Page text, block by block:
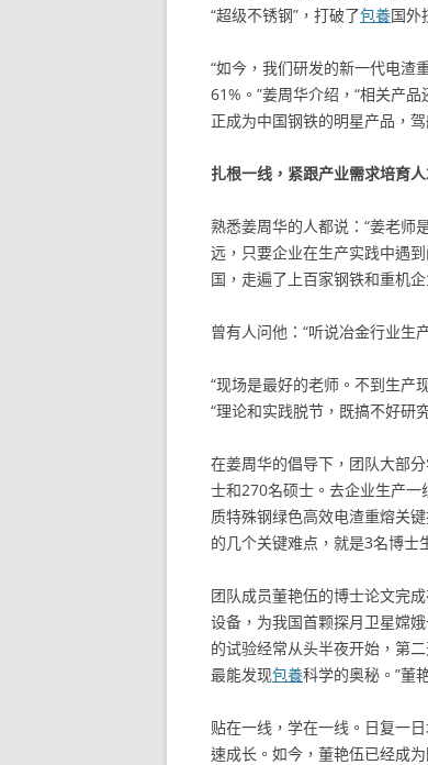
“超级不锈钢”，打破了包養国外
“如今，我们研发的新一代电渣
61%。”姜周华介绍，“相关产
正成为中国钢铁的明星产品，
扎根一线，紧跟产业需求培育
熟悉姜周华的人都说：“姜老师
远，只要企业在生产实践中遇
国，走遍了上百家钢铁和重机企
曾有人问他：“听说冶金行业生
“现场是最好的老师。不到生产
“理论和实践脱节，既搞不好研
在姜周华的倡导下，团队大部
士和270名硕士。去企业生产一
质特殊钢绿色高效电渣重熔关
的几个关键难点，就是3名博士
团队成员董艳伍的博士论文完
设备，为我国首颗探月卫星嫦
的试验经常从头半夜开始，第
最能发现包養科学的奥秘。”董
贴在一线，学在一线。日复一
速成长。如今，董艳伍已经成